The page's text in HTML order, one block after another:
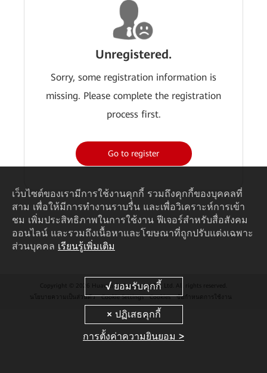
Unregistered.
Sorry, some registration information is
missing. Please complete the registration
process first.
Go to register
Copyright © 2026 Huawei Technologies Co., Ltd. All rights reserved.
นโยบายความเป็นส่วนตัว
Cookie Settings Cookies ข้อกำหนดการใช้งาน
เว็บไซต์ของเรามีการใช้งานคุกกี้ รวมถึงคุกกี้ของบุคคลที่
สาม เพื่อให้มีการทำงานราบรื่น และเพื่อวิเคราะห์การเข้า
ชม เพิ่มประสิทธิภาพในการใช้งาน ฟีเจอร์สำหรับสื่อสังคม
ออนไลน์ และรวมถึงเนื้อหาและโฆษณาที่ถูกปรับแต่งเฉพาะ
ส่วนบุคคล เรียนรู้เพิ่มเติม
การตั้งค่าความยินยอม >